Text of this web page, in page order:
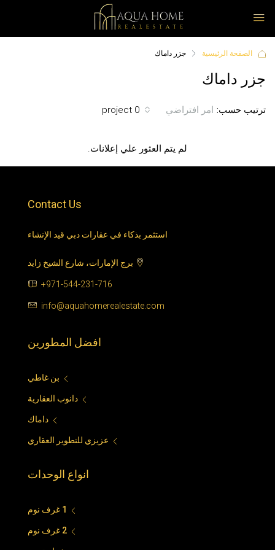
الصفحة الرئيسية جزر داماك
جزر داماك
0 project ترتيب حسب: امر افتراضي
لم يتم العثور علي إعلانات.
Contact Us
استثمر بذكاء في عقارات دبي قيد الإنشاء
برج الإمارات، شارع الشيخ زايد
+971-544-231-716
info@aquahomerealestate.com
افضل المطورين
بن غاطي
دانوب العقارية
داماك
عزيزي للتطوير العقاري
انواع الوحدات
1 غرف نوم
2 غرف نوم